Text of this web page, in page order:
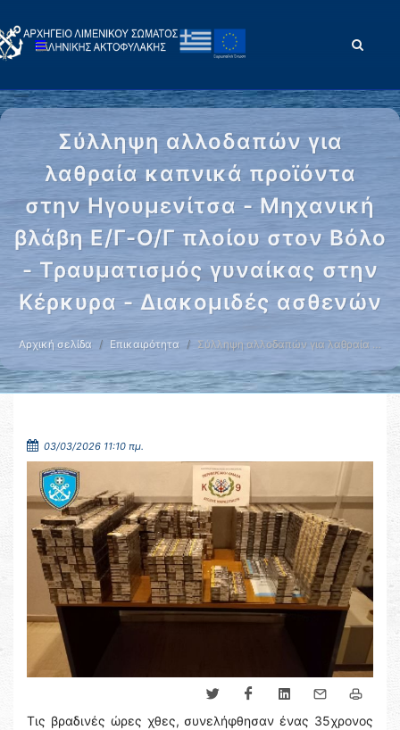
Σύλληψη αλλοδαπών για
λαθραία καπνικά προϊόντα
στην Ηγουμενίτσα - Μηχανική
βλάβη Ε/Γ-Ο/Γ πλοίου στον Βόλο
- Τραυματισμός γυναίκας στην
Κέρκυρα - Διακομιδές ασθενών
Αρχική σελίδα Επικαιρότητα Σύλληψη αλλοδαπών για λαθραία …
03/03/2026 11:10 πμ.
Τις βραδινές ώρες χθες, συνελήφθησαν ένας 35χρονος